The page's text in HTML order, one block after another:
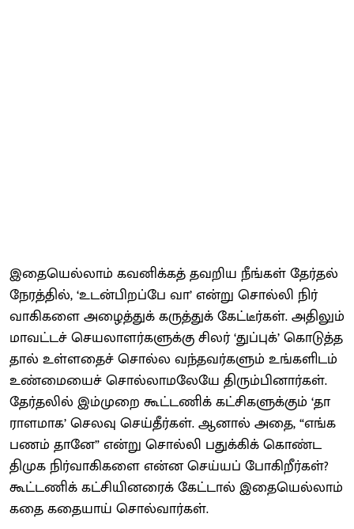
இதையெல்​லாம் கவனிக்​கத் தவறிய நீங்​கள் தேர்​தல்
நேரத்​தில், ‘உடன்​பிறப்பே வா’ என்று சொல்லி நிர்​
வாகி​களை அழைத்​துக் கருத்​துக் கேட்​டீர்​கள். அதி​லும்
மாவட்​டச் செய​லா​ளர்​களுக்கு சிலர் ‘துப்​புக்’ கொடுத்​த​
தால் உள்​ளதைச் சொல்ல வந்​தவர்​களும் உங்​களிடம்
உண்​மை​யைச் சொல்​லாமலேயே திரும்​பி​னார்​கள்.
தேர்​தலில் இம்​முறை கூட்​ட​ணிக் கட்​சிகளுக்​கும் ‘தா​
ராள​மாக’ செலவு செய்​தீர்​கள். ஆனால் அதை, “எங்க
பணம் தானே” என்று சொல்லி பதுக்​கிக் கொண்ட
திமுக நிர்​வாகி​களை என்ன செய்​யப் போகிறீர்​கள்?
கூட்​ட​ணிக் கட்​சி​யினரைக் கேட்​டால் இதையெல்​லாம்
கதை கதை​யாய் சொல்​வார்​கள்.